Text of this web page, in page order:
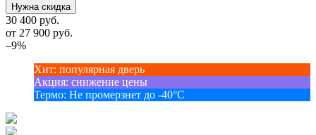
Нужна скидка
30 400 руб.
от 27 900 руб.
–9%
Хит: популярная дверь
Акция: снижение цены
Термо: Не промерзнет до -40°С